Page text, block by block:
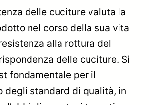
delle cuciture valuta la
nel corso della sua vita
alla rottura del
delle cuciture. Si
fondamentale per il
degli standard di qualità, in